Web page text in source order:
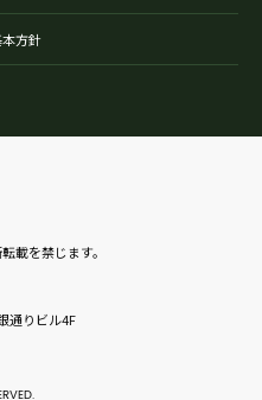
方針
載を禁じます。
通りビル4F